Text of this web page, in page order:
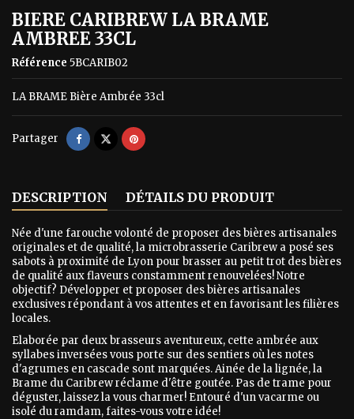
BIERE CARIBREW LA BRAME
AMBREE 33CL
Référence 5BCARIB02
LA BRAME Bière Ambrée 33cl
Partager
DESCRIPTION DÉTAILS DU PRODUIT
Née d'une farouche volonté de proposer des bières artisanales
originales et de qualité, la microbrasserie Caribrew a posé ses
sabots à proximité de Lyon pour brasser au petit trot des bières
de qualité aux flaveurs constamment renouvelées! Notre
objectif? Développer et proposer des bières artisanales
exclusives répondant à vos attentes et en favorisant les filières
locales.
Elaborée par deux brasseurs aventureux, cette ambrée aux
syllabes inversées vous porte sur des sentiers où les notes
d'agrumes en cascade sont marquées. Ainée de la lignée, la
Brame du Caribrew réclame d'être goutée. Pas de trame pour
déguster, laissez la vous charmer! Entouré d'un vacarme ou
isolé du ramdam, faites-vous votre idée!